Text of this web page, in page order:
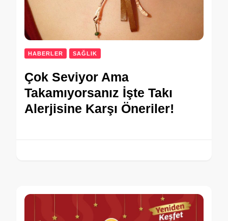
HABERLER SAĞLIK
Çok Seviyor Ama
Takamıyorsanız İşte Takı
Alerjisine Karşı Öneriler!